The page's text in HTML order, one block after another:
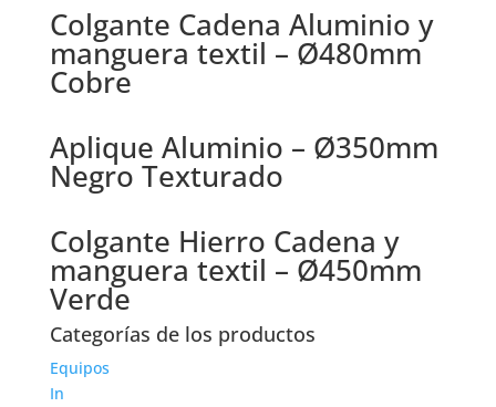
Colgante Cadena Aluminio y
manguera textil – Ø480mm
Cobre
Aplique Aluminio – Ø350mm
Negro Texturado
Colgante Hierro Cadena y
manguera textil – Ø450mm
Verde
Categorías de los productos
Equipos
In